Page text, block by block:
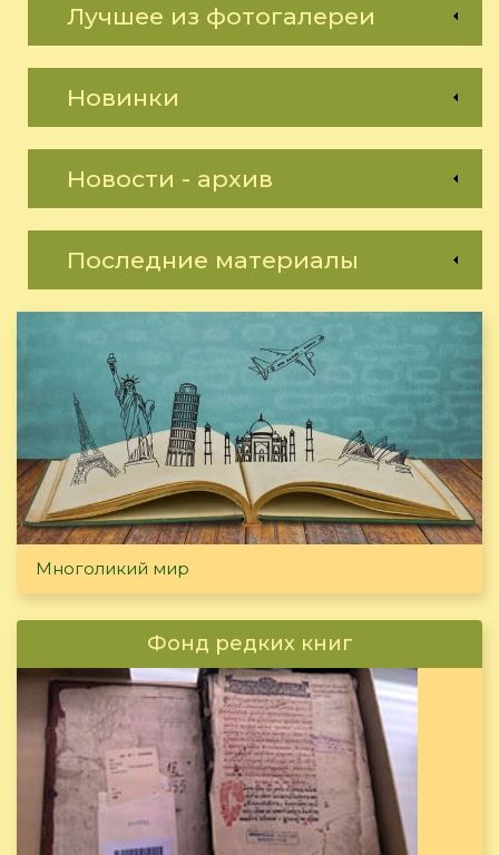
Лучшее из фотогалереи
Новинки
Новости - архив
Последние материалы
Многоликий мир
Фонд редких книг